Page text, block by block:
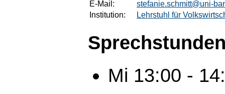
E-Mail:
stefanie.schmitt@uni-
Institution:
Lehrstuhl für
Mi 13:00 -